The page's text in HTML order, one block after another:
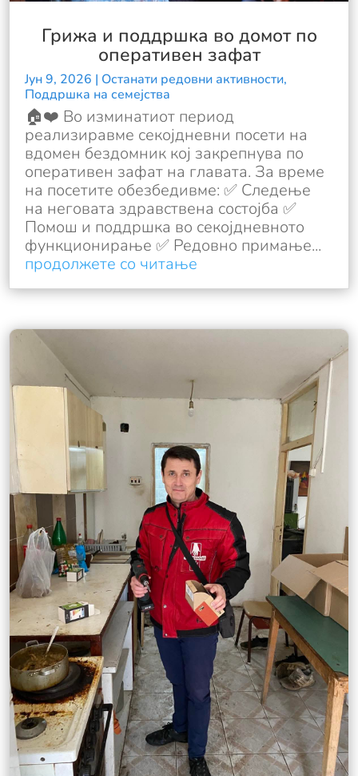
Грижа и поддршка во домот по
оперативен зафат
Јун 9, 2026 | Останати редовни активности,
Поддршка на семејства
🏠❤️ Во изминатиот период
реализиравме секојдневни посети на
вдомен бездомник кој закрепнува по
оперативен зафат на главата. За време
на посетите обезбедивме: ✅ Следење
на неговата здравствена состојба ✅
Помош и поддршка во секојдневното
функционирање ✅ Редовно примање...
продолжете со читање